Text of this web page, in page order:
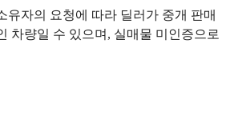
유자의 요청에 따라 딜러가 중개 판매
차량일 수 있으며, 실매물 미인증으로